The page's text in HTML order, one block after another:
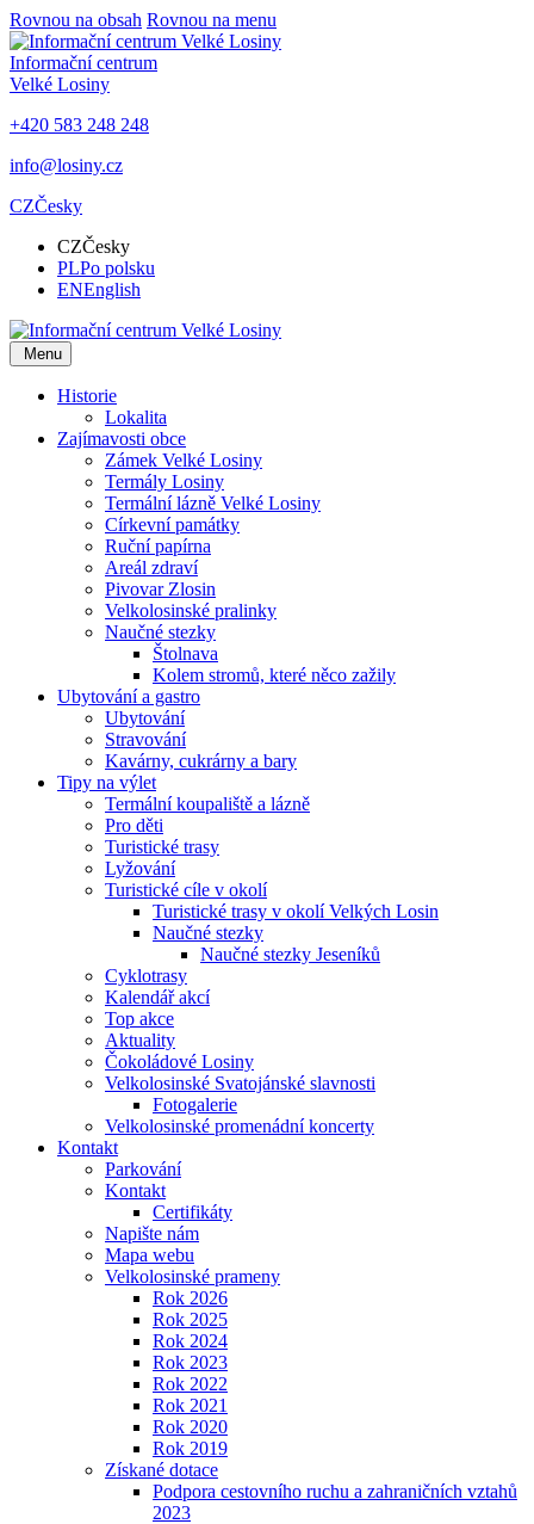
Rovnou na obsah Rovnou na menu
Informační centrum
Velké Losiny
+420 583 248 248
info@losiny.cz
CZČesky
CZČesky
PLPo polsku
ENEnglish
Menu
Historie
Lokalita
Zajímavosti obce
Zámek Velké Losiny
Termály Losiny
Termální lázně Velké Losiny
Církevní památky
Ruční papírna
Areál zdraví
Pivovar Zlosin
Velkolosinské pralinky
Naučné stezky
Štolnava
Kolem stromů, které něco zažily
Ubytování a gastro
Ubytování
Stravování
Kavárny, cukrárny a bary
Tipy na výlet
Termální koupaliště a lázně
Pro děti
Turistické trasy
Lyžování
Turistické cíle v okolí
Turistické trasy v okolí Velkých Losin
Naučné stezky
Naučné stezky Jeseníků
Cyklotrasy
Kalendář akcí
Top akce
Aktuality
Čokoládové Losiny
Velkolosinské Svatojánské slavnosti
Fotogalerie
Velkolosinské promenádní koncerty
Kontakt
Parkování
Kontakt
Certifikáty
Napište nám
Mapa webu
Velkolosinské prameny
Rok 2026
Rok 2025
Rok 2024
Rok 2023
Rok 2022
Rok 2021
Rok 2020
Rok 2019
Získané dotace
Podpora cestovního ruchu a zahraničních vztahů
2023